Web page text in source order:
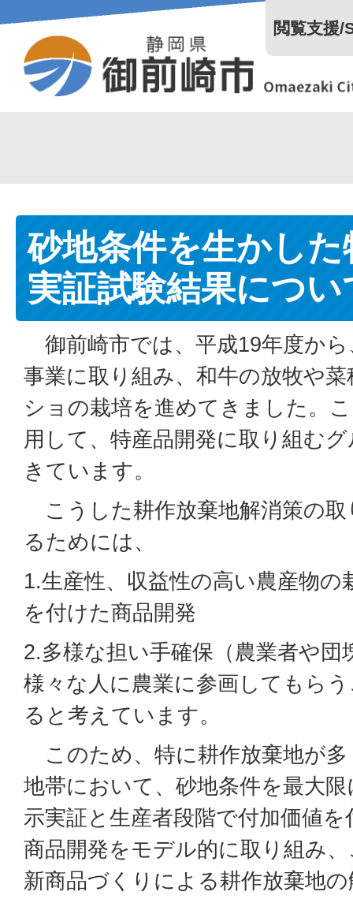
閲覧支援
砂地条件を生かした
実証試験結果につい
御前崎市では、平成19年度から
事業に取り組み、和牛の放牧や
ショの栽培を進めてきました。
用して、特産品開発に取り組む
きています。
こうした耕作放棄地解消策の
るためには、
1.生産性、収益性の高い農産物の
を付けた商品開発
2.多様な担い手確保（農業者や団
様々な人に農業に参画してもら
ると考えています。
このため、特に耕作放棄地が多
地帯において、砂地条件を最大
示実証と生産者段階で付加価値
商品開発をモデル的に取り組み
新商品づくりによる耕作放棄地